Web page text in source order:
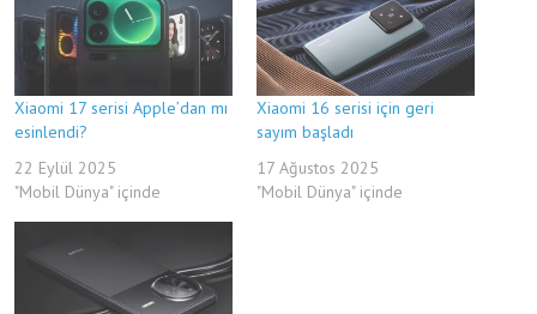
Xiaomi 17 serisi Apple’dan mı
esinlendi?
22 Eylül 2025
"Mobil Dünya" içinde
Xiaomi 16 serisi için geri
sayım başladı
17 Ağustos 2025
"Mobil Dünya" içinde